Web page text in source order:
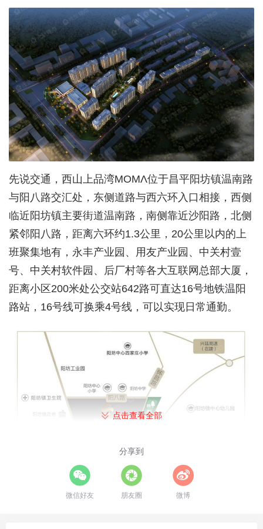
先说交通，西山上品湾ΜΟΜΛ位于昌平阳坊镇温南路
与阳八路交汇处，东侧道路与西六环入口相接，西侧
临近阳坊镇主要街道温南路，南侧靠近沙阳路，北侧
紧邻阳八路，距离六环约1.3公里，20公里以内的上
班聚集地有，永丰产业园、用友产业园、中关村壹
号、中关村软件园、后厂村等各大互联网总部大厦，
距离小区200米处公交站642路可直达16号地铁温阳
路站，16号线可换乘4号线，可以实现日常通勤。
点击查看全部
分享到
微信好友 朋友圈 微博